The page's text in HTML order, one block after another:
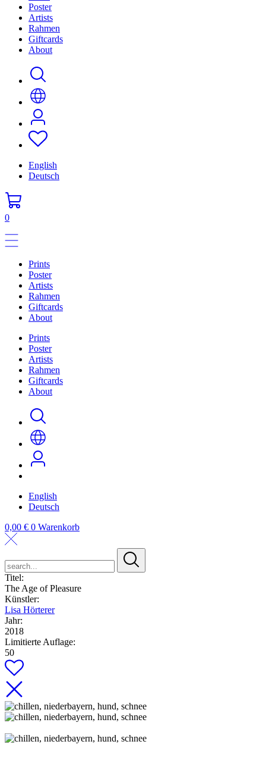
Poster
Artists
Rahmen
Giftcards
About
English
Deutsch
0
Prints
Poster
Artists
Rahmen
Giftcards
About
Prints
Poster
Artists
Rahmen
Giftcards
About
English
Deutsch
0,00 € 0 Warenkorb
Titel:
The Age of Pleasure
Künstler:
Lisa Hörterer
Jahr:
2018
Limitierte Auflage:
50